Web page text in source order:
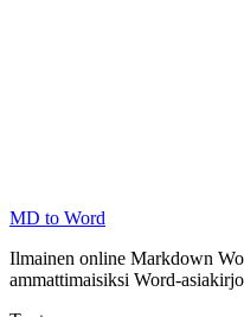
MD to Word
Ilmainen online Markdown
ammattimaisiksi Word-